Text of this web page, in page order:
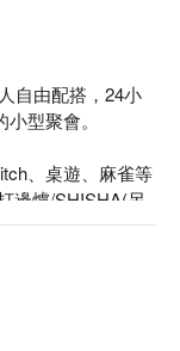
自由配搭，24小
型聚會。
、桌遊、麻雀等
邊爐/SHISHA(另
煮食設備、音響